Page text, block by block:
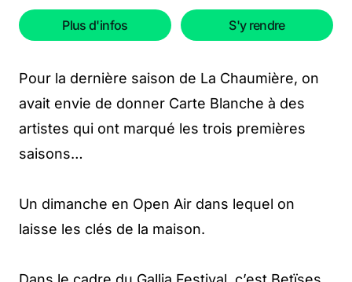
Plus d'infos S'y rendre
Pour la dernière saison de La Chaumière, on
avait envie de donner Carte Blanche à des
artistes qui ont marqué les trois premières
saisons…
Un dimanche en Open Air dans lequel on
laisse les clés de la maison.